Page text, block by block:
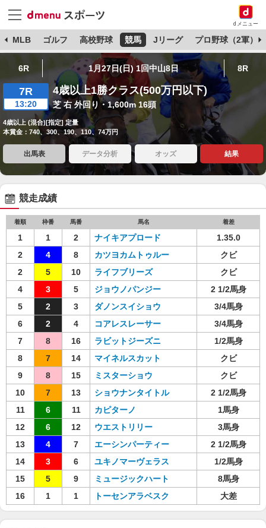
dメニュー
MLB ゴルフ 高校野球 競馬 Jリーグ プロ野球（2軍）
6R 1月27日(日) 1回中山8日 8R
7R
13:20
4歳以上1勝クラス(500万円以下)
芝 右 外回り・1,600m 16頭
4歳以上 (混合)[指定] 定量
本賞金：740、300、190、110、74万円
出馬表 データ分析 オッズ 結果
競走成績
着順 枠番 馬番 馬名 着差
1 1 2 ナイキアプロード
1.35.0
2
4 8 カツヨカムトゥルー
クビ
2
5 10 ライフブリーズ
クビ
4
3 5 ジョウノパンジー
2 1/2馬身
5
2 3 ダノンスイショウ
3/4馬身
6
2 4 コアレスレーサー
3/4馬身
7
8 16 ラビットジーズニ
1/2馬身
8
7 14 マイネルスカット
クビ
9
8 15 ミスターショウ
クビ
10
7 13 ショウナンタイトル
2 1/2馬身
11
6 11 カピターノ
1馬身
12
6 12 ウエストリリー
3馬身
13
4 7 エーシンパーティー
2 1/2馬身
14
3 6 ユキノマーヴェラス
1/2馬身
15
5 9 ミュージックハート
8馬身
16
1 1 トーセンアラベスク 大差